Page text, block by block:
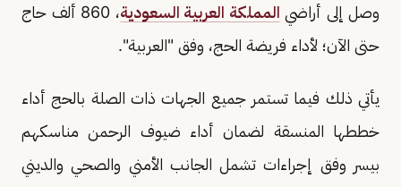
وصل إلى أراضي المملكة العربية السعودية
، 860 ألف حاج
حتى الآن؛ لأداء فريضة الحج، وفق "العربية".
يأتي ذلك فيما تستمر جميع الجهات ذات الصلة بالحج أداء
خططها المنسقة لضمان أداء ضيوف الرحمن مناسكهم
بيسر وفق إجراءات تشمل الجانب الأمني والصحي والديني